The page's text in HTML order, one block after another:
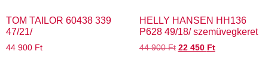
TOM TAILOR 60438 339
47/21/
44 900 Ft
HELLY HANSEN HH136
P628 49/18/ szemüvegkeret
44 900Ft 22 450 Ft